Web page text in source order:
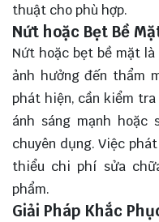
thuật cho phù hợp.
Nứt hoặc Bẹt Bề
Nứt hoặc bẹt bề mặt
ảnh hưởng đến thẩm
phát hiện, cần kiểm
ánh sáng mạnh
chuyên dụng. Việc
thiểu chi phí sửa
phẩm.
Giải Pháp Khắc